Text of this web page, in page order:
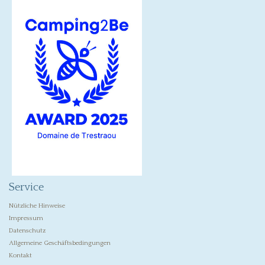
Service
Nützliche Hinweise
Impressum
Datenschutz
Allgemeine Geschäftsbedingungen
Kontakt